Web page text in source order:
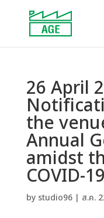
26 April
the
Annual
amidst
COVID-19
by studio96| ส.ค.